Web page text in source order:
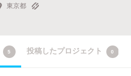
東京都
5 投稿したプロジェクト 0